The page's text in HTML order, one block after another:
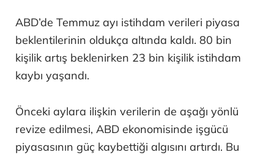
ABD’de Temmuz ayı istihdam verileri piyasa
beklentilerinin oldukça altında kaldı. 80 bin
kişilik artış beklenirken 23 bin kişilik istihdam
kaybı yaşandı.
Önceki aylara ilişkin verilerin de aşağı yönlü
revize edilmesi, ABD ekonomisinde işgücü
piyasasının güç kaybettiği algısını artırdı. Bu